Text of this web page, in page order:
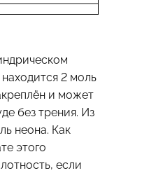
2 моль
и может
без трения. Из
неона. Как
этого
если